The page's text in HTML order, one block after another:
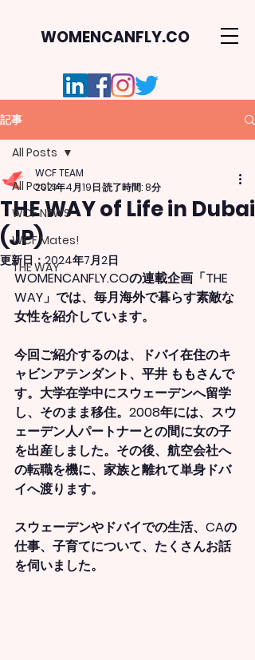
WOMENCANFLY.CO
記事
All Posts
WCF NEWS
WCF Mates!
THE WAY
All Posts
THE WAY of Life in Dubai
(JP)
WCF TEAM
2021年4月19日読了時間: 8分
更新日：2024年7月2日
WOMENCANFLY.COの連載企画「THE
WAY」では、毎月海外で暮らす素敵な
女性を紹介しています。
今回ご紹介するのは、ドバイ在住のキ
ャビンアテンダント、平井 ももさんで
す。大学在学中にスウェーデンへ留学
し、そのまま移住。2008年には、スウ
ェーデン人パートナーとの間に女の子
を出産しました。その後、航空会社へ
の転職を機に、家族と離れて単身ドバ
イへ渡ります。
スウェーデンやドバイでの生活、CAの
仕事、子育てについて、たくさんお話
を伺いました。